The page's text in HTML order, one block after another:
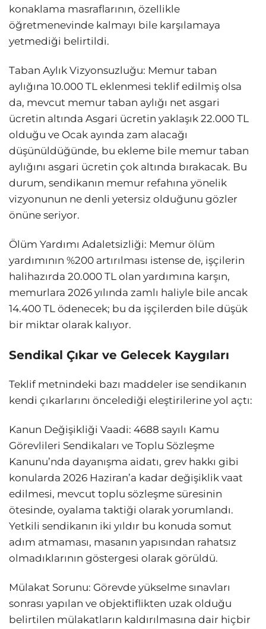
konaklama masraflarının, özellikle
öğretmenevinde kalmayı bile karşılamaya
yetmediği belirtildi.
Taban Aylık Vizyonsuzluğu: Memur taban
aylığına 10.000 TL eklenmesi teklif edilmiş olsa
da, mevcut memur taban aylığı net asgari
ücretin altında Asgari ücretin yaklaşık 22.000 TL
olduğu ve Ocak ayında zam alacağı
düşünüldüğünde, bu ekleme bile memur taban
aylığını asgari ücretin çok altında bırakacak. Bu
durum, sendikanın memur refahına yönelik
vizyonunun ne denli yetersiz olduğunu gözler
önüne seriyor.
Ölüm Yardımı Adaletsizliği: Memur ölüm
yardımının %200 artırılması istense de, işçilerin
halihazırda 20.000 TL olan yardımına karşın,
memurlara 2026 yılında zamlı haliyle bile ancak
14.400 TL ödenecek; bu da işçilerden bile düşük
bir miktar olarak kalıyor.
Sendikal Çıkar ve Gelecek Kaygıları
Teklif metnindeki bazı maddeler ise sendikanın
kendi çıkarlarını öncelediği eleştirilerine yol açtı:
Kanun Değişikliği Vaadi: 4688 sayılı Kamu
Görevlileri Sendikaları ve Toplu Sözleşme
Kanunu’nda dayanışma aidatı, grev hakkı gibi
konularda 2026 Haziran’a kadar değişiklik vaat
edilmesi, mevcut toplu sözleşme süresinin
ötesinde, oyalama taktiği olarak yorumlandı.
Yetkili sendikanın iki yıldır bu konuda somut
adım atmaması, masanın yapısından rahatsız
olmadıklarının göstergesi olarak görüldü.
Mülakat Sorunu: Görevde yükselme sınavları
sonrası yapılan ve objektiflikten uzak olduğu
belirtilen mülakatların kaldırılmasına dair hiçbir